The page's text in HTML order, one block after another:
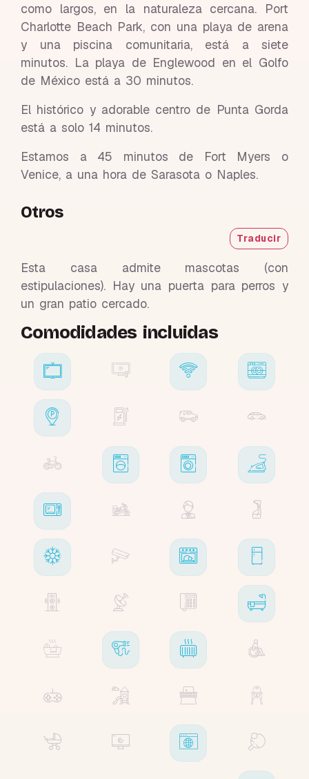
como largos, en la naturaleza cercana. Port
Charlotte Beach Park, con una playa de arena
y una piscina comunitaria, está a siete
minutos. La playa de Englewood en el Golfo
de México está a 30 minutos.
El histórico y adorable centro de Punta Gorda
está a solo 14 minutos.
Estamos a 45 minutos de Fort Myers o
Venice, a una hora de Sarasota o Naples.
Otros
Traducir
Esta casa admite mascotas (con
estipulaciones). Hay una puerta para perros y
un gran patio cercado.
Comodidades incluidas